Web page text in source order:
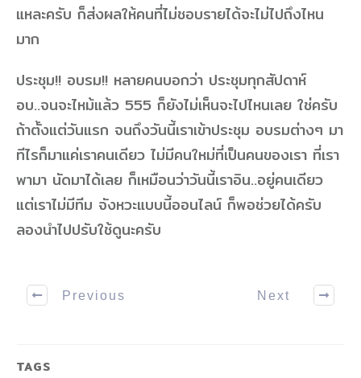
แหละครับ ก็ส่งผลให้คนที่ไม่ชอบรายได้จะไม่ไปถึงไหน
มาก
ประชุม!! อบรม!! หลายคนบอกว่า ประชุมทุกสัปดาห์
อบ..จนจะไหม้แล้ว 555 ก็ยังไม่เห็นจะไปไหนเลย ใช่ครับ
ถ้าตั้งแต่วันแรก จนถึงวันนี้เราเข้าประชุม อบรมต่างๆ มา
ทีไรก็มาแค่เราคนเดียว ไม่มีคนใหม่ที่เป็นคนของเรา ที่เรา
พามา นัดมาได้เลย ก็เหมือนว่าวันนี้เราอิน..อยู่คนเดียว
แต่เราไม่มีทีม จังหวะแบบนี้ออนไลน์ ก็พอช่วยได้ครับ
ลองนำไปปรับใช้ดูนะครับ
Previous Next
TAGS